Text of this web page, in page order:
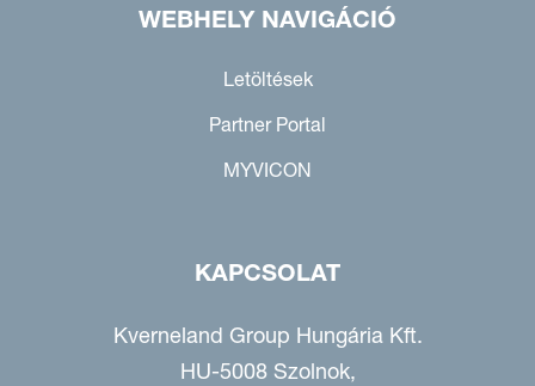
WEBHELY NAVIGÁCIÓ
Letöltések
Partner Portal
MYVICON
KAPCSOLAT
Kverneland Group Hungária Kft.
HU-5008 Szolnok,